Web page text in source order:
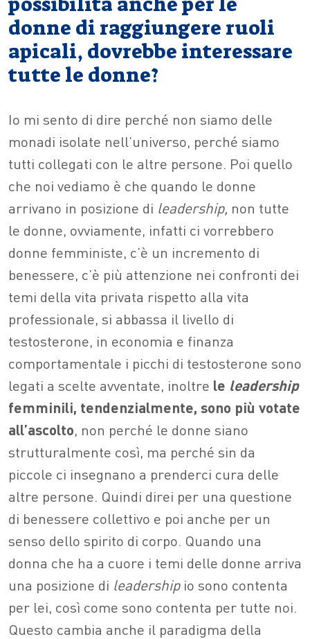
donne di raggiungere ruoli
apicali, dovrebbe interessare
tutte le donne?
Io mi sento di dire perché non siamo delle
monadi isolate nell’universo, perché siamo
tutti collegati con le altre persone. Poi quello
che noi vediamo è che quando le donne
arrivano in posizione di leadership, non tutte
le donne, ovviamente, infatti ci vorrebbero
donne femministe, c’è un incremento di
benessere, c’è più attenzione nei confronti dei
temi della vita privata rispetto alla vita
professionale, si abbassa il livello di
testosterone, in economia e finanza
comportamentale i picchi di testosterone sono
legati a scelte avventate, inoltre le leadership
femminili, tendenzialmente, sono più votate
all’ascolto, non perché le donne siano
strutturalmente così, ma perché sin da
piccole ci insegnano a prenderci cura delle
altre persone. Quindi direi per una questione
di benessere collettivo e poi anche per un
senso dello spirito di corpo. Quando una
donna che ha a cuore i temi delle donne arriva
una posizione di leadershipio sono contenta
per lei, così come sono contenta per tutte noi.
Questo cambia anche il paradigma della